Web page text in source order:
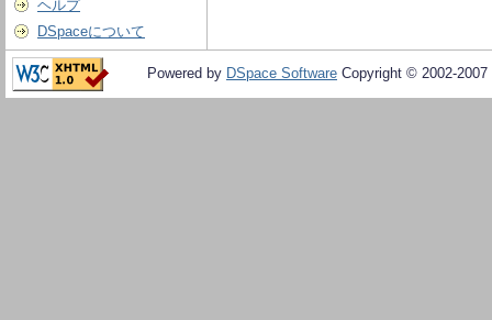
ヘルプ
DSpaceについて
Powered by DSpace Software Copyright © 2002-2007